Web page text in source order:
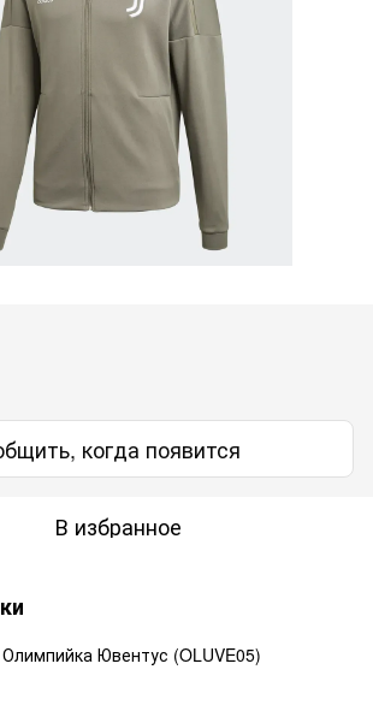
когда появится
В избранное
Олимпийка Ювентус (OLUVE05)